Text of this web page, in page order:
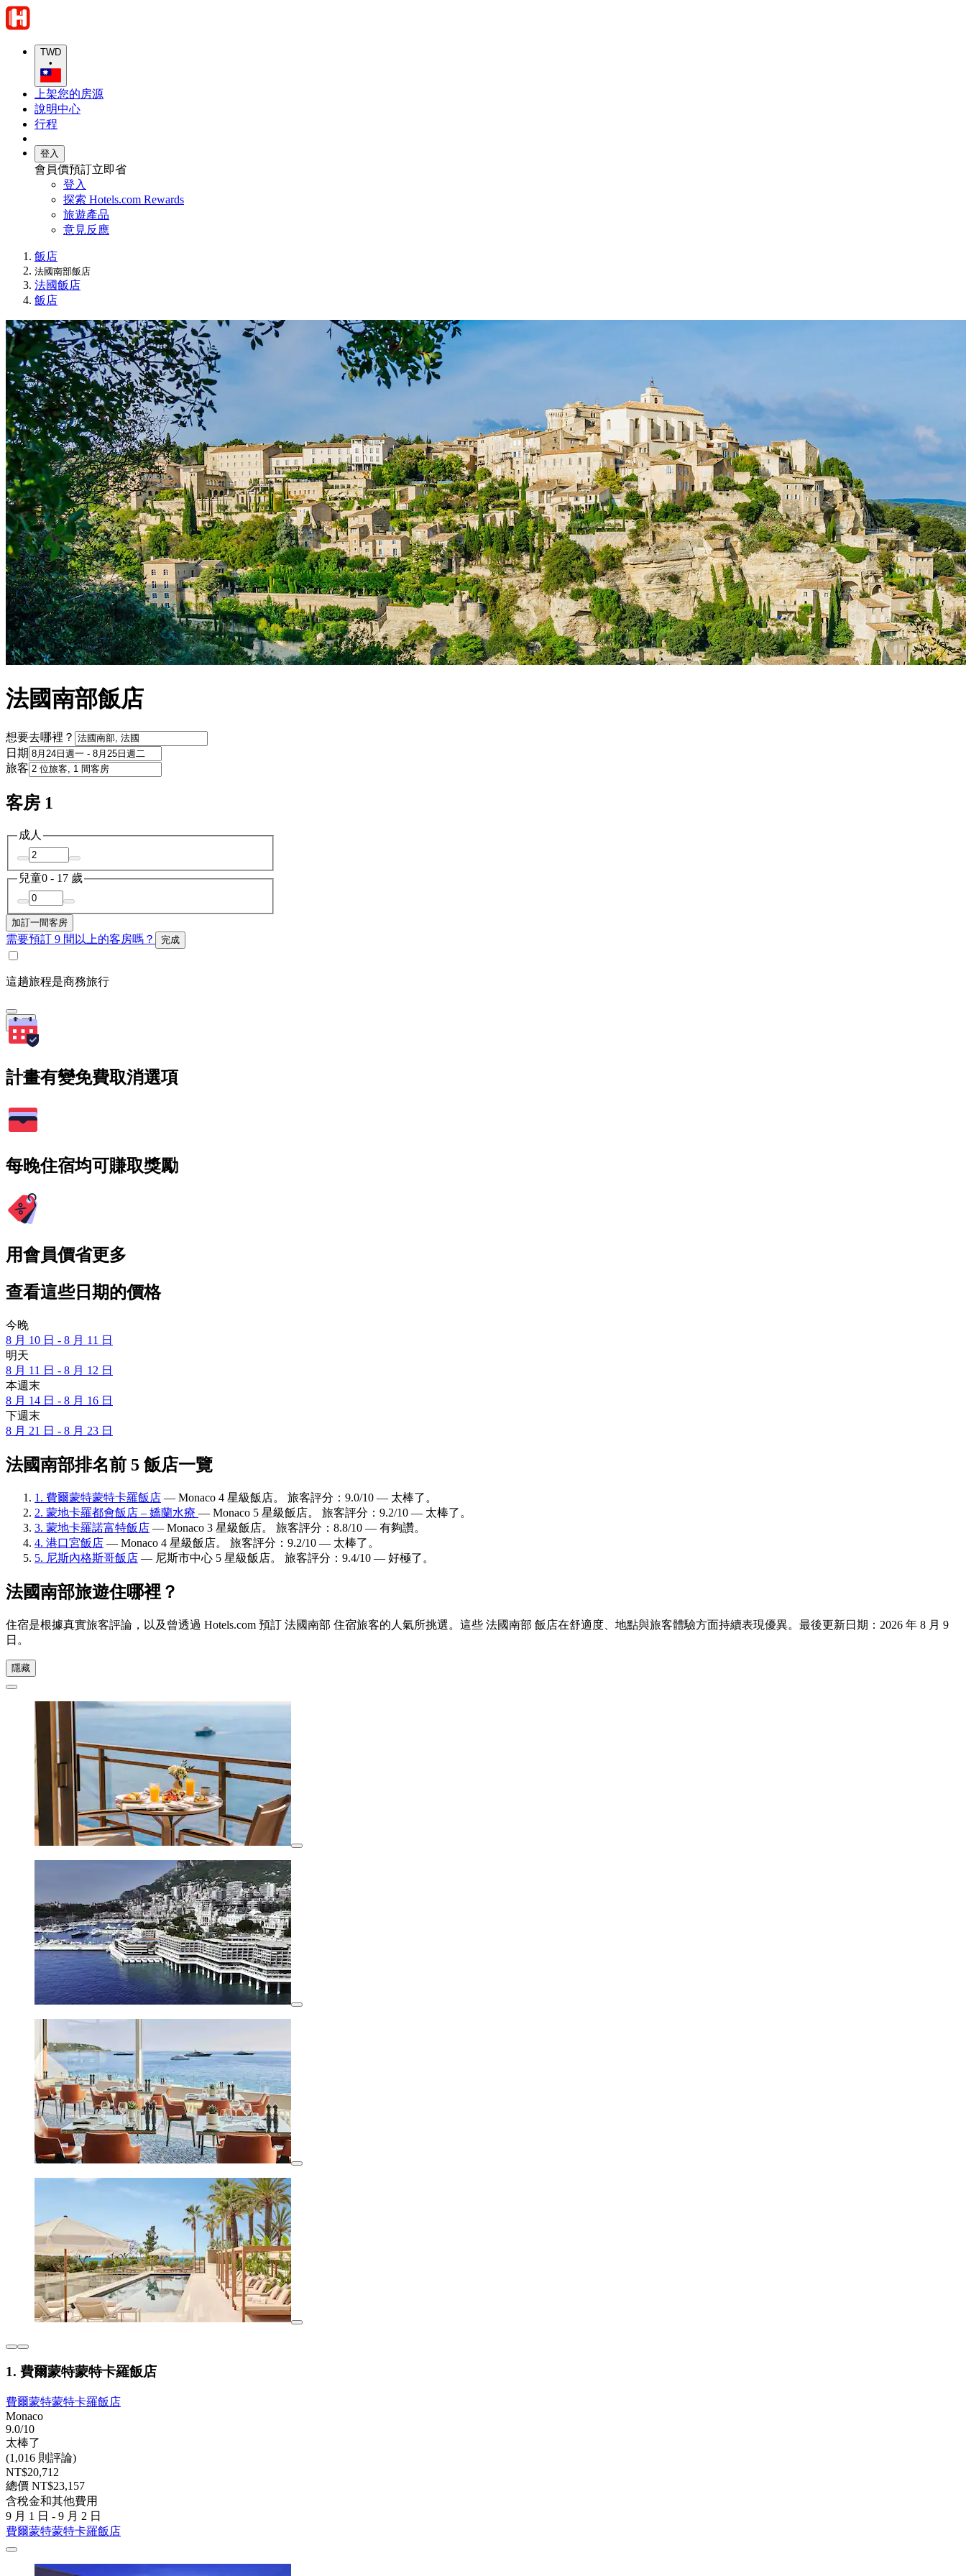
TWD
•
上架您的房源
說明中心
行程
登入
會員價預訂立即省
登入
探索 Hotels.com Rewards
旅遊產品
意見反應
飯店
法國南部飯店
法國飯店
飯店
法國南部飯店
想要去哪裡？
日期
旅客
客房 1
成人
兒童0 - 17 歲
加訂一間客房
需要預訂 9 間以上的客房嗎？ 完成
這趟旅程是商務旅行
搜尋
計畫有變免費取消選項
每晚住宿均可賺取獎勵
用會員價省更多
查看這些日期的價格
今晚
8 月 10 日 - 8 月 11 日
明天
8 月 11 日 - 8 月 12 日
本週末
8 月 14 日 - 8 月 16 日
下週末
8 月 21 日 - 8 月 23 日
法國南部排名前 5 飯店一覽
1. 費爾蒙特蒙特卡羅飯店 — Monaco 4 星級飯店。 旅客評分：9.0/10 — 太棒了。
2. 蒙地卡羅都會飯店 – 嬌蘭水療 — Monaco 5 星級飯店。 旅客評分：9.2/10 — 太棒了。
3. 蒙地卡羅諾富特飯店 — Monaco 3 星級飯店。 旅客評分：8.8/10 — 有夠讚。
4. 港口宮飯店 — Monaco 4 星級飯店。 旅客評分：9.2/10 — 太棒了。
5. 尼斯內格斯哥飯店 — 尼斯市中心 5 星級飯店。 旅客評分：9.4/10 — 好極了。
法國南部旅遊住哪裡？
住宿是根據真實旅客評論，以及曾透過 Hotels.com 預訂 法國南部 住宿旅客的人氣所挑選。這些 法國南部 飯店在舒適度、地點與旅客體驗方面持續表現優異。最後更新日期： 2026 年 8 月 9
日 。
隱藏
1. 費爾蒙特蒙特卡羅飯店
費爾蒙特蒙特卡羅飯店
Monaco
9.0/10
太棒了
(1,016 則評論)
NT$20,712
總價 NT$23,157
含稅金和其他費用
9 月 1 日 - 9 月 2 日
費爾蒙特蒙特卡羅飯店